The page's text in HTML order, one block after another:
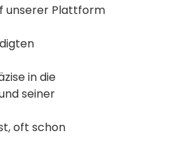
unserer Plattform
in die
seiner
oft schon